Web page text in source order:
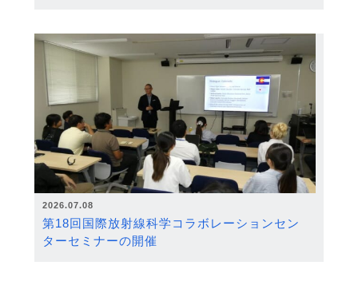
2026.07.08
第18回国際放射線科学コラボレーションセン
ターセミナーの開催